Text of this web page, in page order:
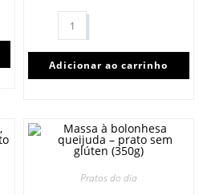
Adicionar ao carrinho
Pratos do dia